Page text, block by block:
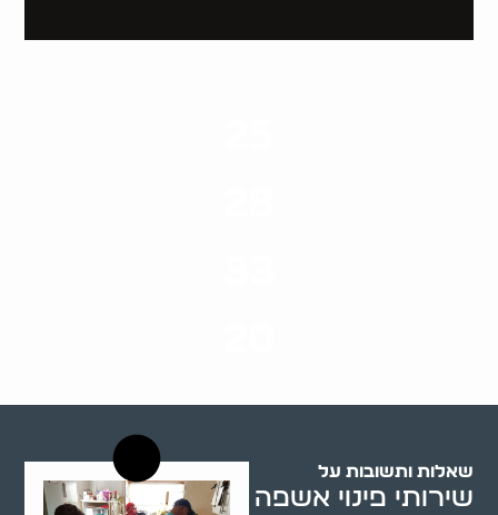
שאלות ותשובות על
שירותי פינוי אשפה